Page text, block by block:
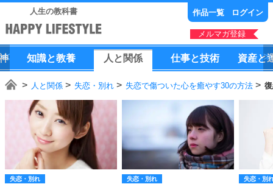
人生の教科書 作品一覧 ログイン
メルマガ登録
知識と教養 人 と 関係 仕事と技術 資産と
人と関係 失恋・別れ 失恋で傷ついた心を癒やす30の方法
失恋・別れ 失恋・別れ 失恋・別